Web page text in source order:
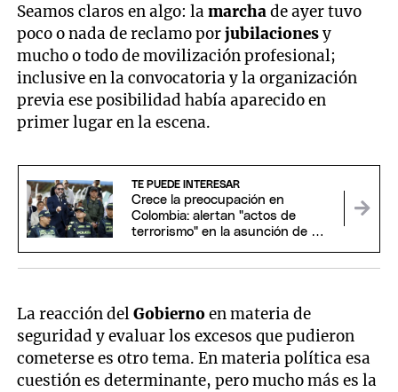
Seamos claros en algo: lamarchade ayer tuvo
poco o nada de reclamo porjubilacionesy
mucho o todo de movilización profesional;
inclusive en la convocatoria y la organización
previa ese posibilidad había aparecido en
primer lugar en la escena.
TE PUEDE INTERESAR
Crece la preocupación en
Colombia: alertan "actos de
terrorismo" en la asunción de De
La reacción delGobiernoen materia de
seguridad y evaluar los excesos que pudieron
cometerse es otro tema. En materia política esa
cuestión es determinante, pero mucho más es la